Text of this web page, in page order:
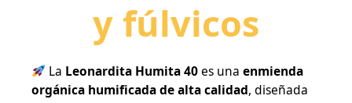
y fúlvicos
La Leonardita Humita 40es una enmienda
orgánica humificada de alta calidad, diseñada